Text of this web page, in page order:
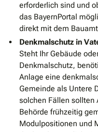
erforderlich sind und
das BayernPortal
direkt mit dem
Denkmalschutz in
Steht Ihr Gebäude
Denkmalschutz,
Anlage eine
Gemeinde als Untere
solchen Fällen sollten
Behörde frühzeitig
Modulpositionen und